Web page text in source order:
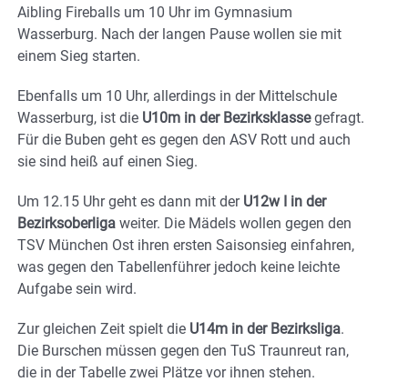
Aibling Fireballs um 10 Uhr im Gymnasium
Wasserburg. Nach der langen Pause wollen sie mit
einem Sieg starten.
Ebenfalls um 10 Uhr, allerdings in der Mittelschule
Wasserburg, ist die U10m in der Bezirksklassegefragt.
Für die Buben geht es gegen den ASV Rott und auch
sie sind heiß auf einen Sieg.
Um 12.15 Uhr geht es dann mit der U12w I in der
Bezirksoberliga weiter. Die Mädels wollen gegen den
TSV München Ost ihren ersten Saisonsieg einfahren,
was gegen den Tabellenführer jedoch keine leichte
Aufgabe sein wird.
Zur gleichen Zeit spielt die U14m in der Bezirksliga.
Die Burschen müssen gegen den TuS Traunreut ran,
die in der Tabelle zwei Plätze vor ihnen stehen.